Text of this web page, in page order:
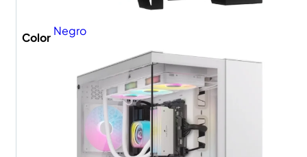
Color Negro